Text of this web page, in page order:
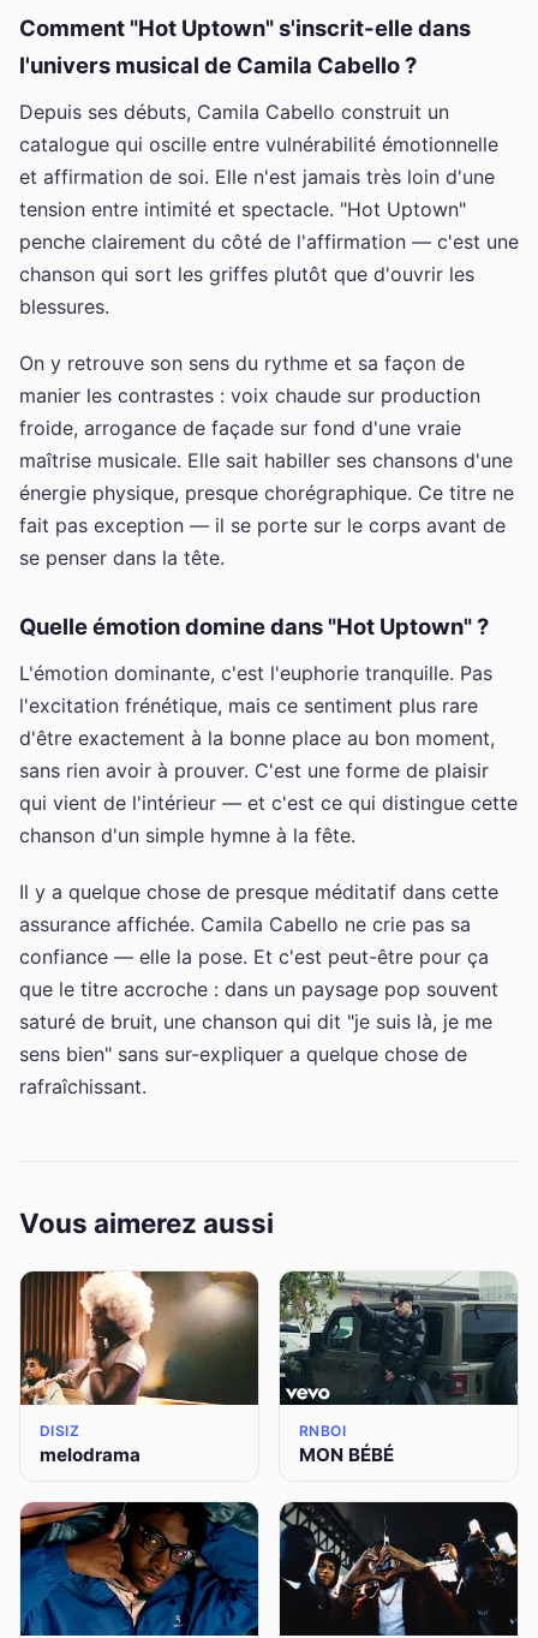
Comment "Hot Uptown" s'inscrit-elle dans
l'univers musical de Camila Cabello ?
Depuis ses débuts, Camila Cabello construit un
catalogue qui oscille entre vulnérabilité émotionnelle
et affirmation de soi. Elle n'est jamais très loin d'une
tension entre intimité et spectacle. "Hot Uptown"
penche clairement du côté de l'affirmation — c'est une
chanson qui sort les griffes plutôt que d'ouvrir les
blessures.
On y retrouve son sens du rythme et sa façon de
manier les contrastes : voix chaude sur production
froide, arrogance de façade sur fond d'une vraie
maîtrise musicale. Elle sait habiller ses chansons d'une
énergie physique, presque chorégraphique. Ce titre ne
fait pas exception — il se porte sur le corps avant de
se penser dans la tête.
Quelle émotion domine dans "Hot Uptown" ?
L'émotion dominante, c'est l'euphorie tranquille. Pas
l'excitation frénétique, mais ce sentiment plus rare
d'être exactement à la bonne place au bon moment,
sans rien avoir à prouver. C'est une forme de plaisir
qui vient de l'intérieur — et c'est ce qui distingue cette
chanson d'un simple hymne à la fête.
Il y a quelque chose de presque méditatif dans cette
assurance affichée. Camila Cabello ne crie pas sa
confiance — elle la pose. Et c'est peut-être pour ça
que le titre accroche : dans un paysage pop souvent
saturé de bruit, une chanson qui dit "je suis là, je me
sens bien" sans sur-expliquer a quelque chose de
rafraîchissant.
Vous aimerez aussi
DISIZ
melodrama
RNBOI
MON BÉBÉ